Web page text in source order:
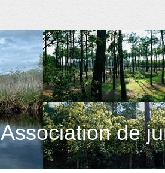
Association de